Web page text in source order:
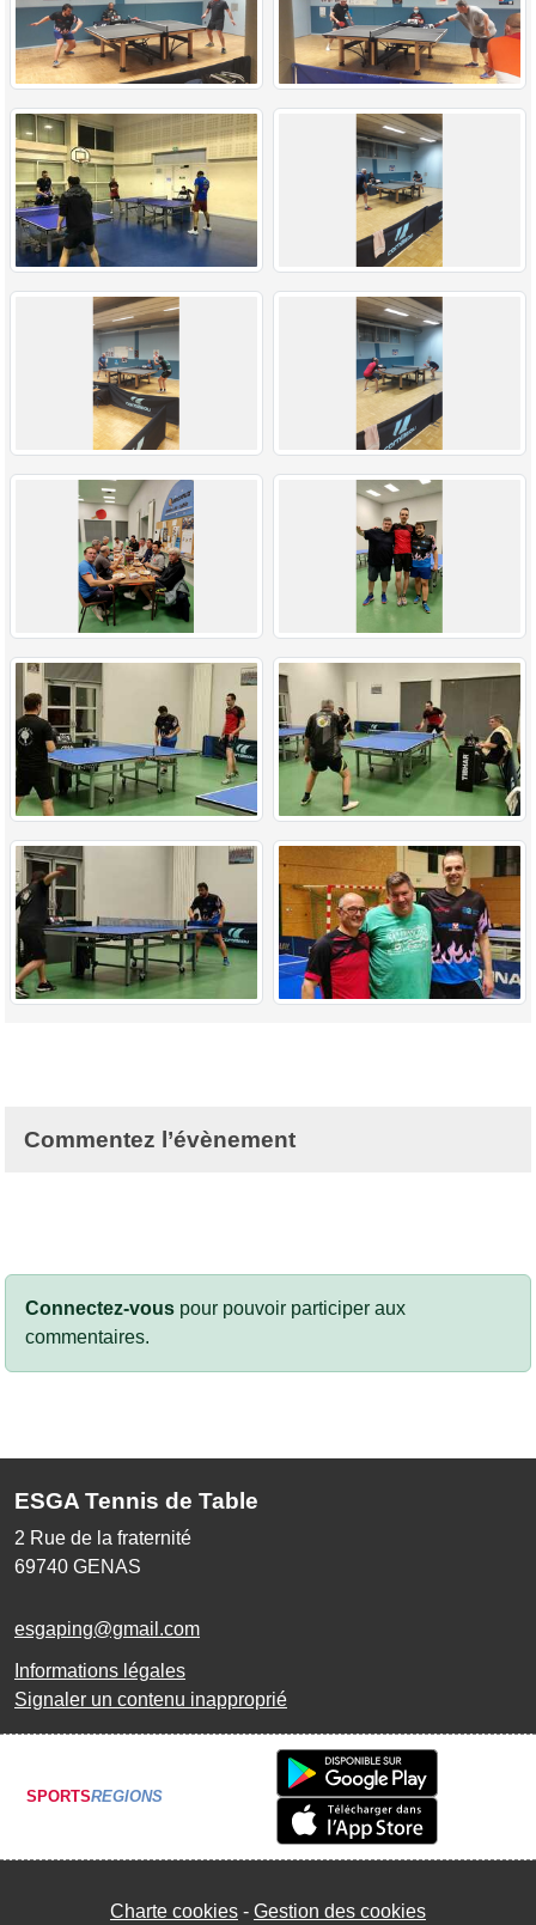
Commentez l’évènement
Connectez-vous pour pouvoir participer aux
commentaires.
ESGA Tennis de Table
2 Rue de la fraternité
69740 GENAS
esgaping@gmail.com
Informations légales
Signaler un contenu inapproprié
SPORTSREGIONS
Charte cookies Gestion des cookies